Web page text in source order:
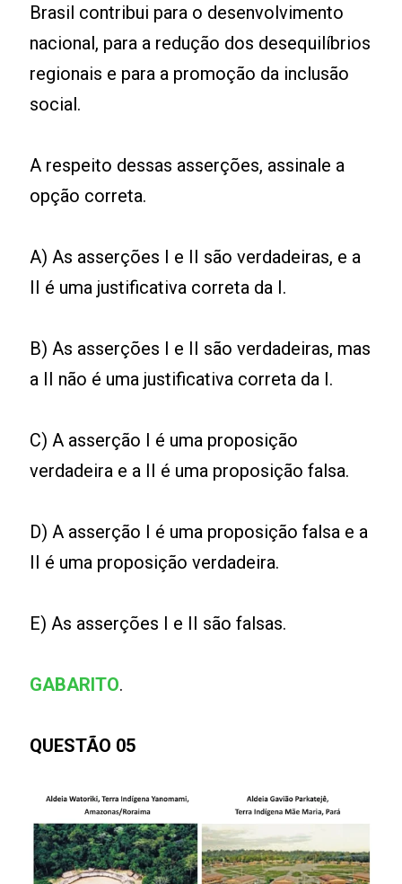
Brasil contribui para o desenvolvimento
nacional, para a redução dos desequilíbrios
regionais e para a promoção da inclusão
social.
A respeito dessas asserções, assinale a
opção correta.
A) As asserções I e II são verdadeiras, e a
II é uma justificativa correta da I.
B) As asserções I e II são verdadeiras, mas
a II não é uma justificativa correta da I.
C) A asserção I é uma proposição
verdadeira e a II é uma proposição falsa.
D) A asserção I é uma proposição falsa e a
II é uma proposição verdadeira.
E) As asserções I e II são falsas.
GABARITO.
QUESTÃO 05